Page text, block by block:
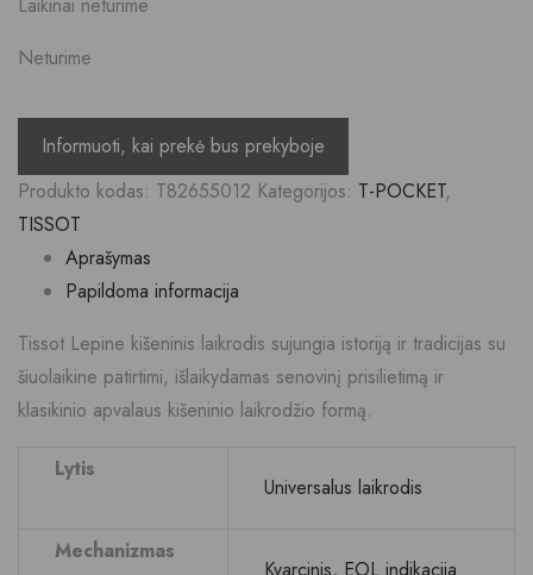
Neturime
Produkto kodas: T82655012 Kategorijos: T-POCKET,
TISSOT
Aprašymas
Papildoma informacija
Tissot Lepine kišeninis laikrodis sujungia istoriją ir tradicijas su
šiuolaikine patirtimi, išlaikydamas senovinį prisilietimą ir
klasikinio apvalaus kišeninio laikrodžio formą.
Lytis
Universalus laikrodis
Mechanizmas